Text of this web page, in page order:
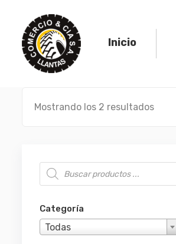
content
Inicio
Mostrando los 2 resultados
Búsqueda de productos
Categoría
Todas